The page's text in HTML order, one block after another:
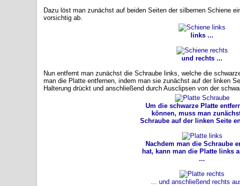
Dazu löst man zunächst auf beiden Seiten der silbernen Schiene
vorsichtig ab.
links ...
und rechts ...
Nun entfernt man zunächst die Schraube links, welche die
man die Platte entfernen, indem man sie zunächst auf der linken
Halterung drückt und anschließend durch Ausclipsen von der
Um die schwarze Platte
können, muss man
Schraube auf der linken Seite
Nachdem man die Schraube
hat, kann man die Platte links
...
... und anschließend rechts